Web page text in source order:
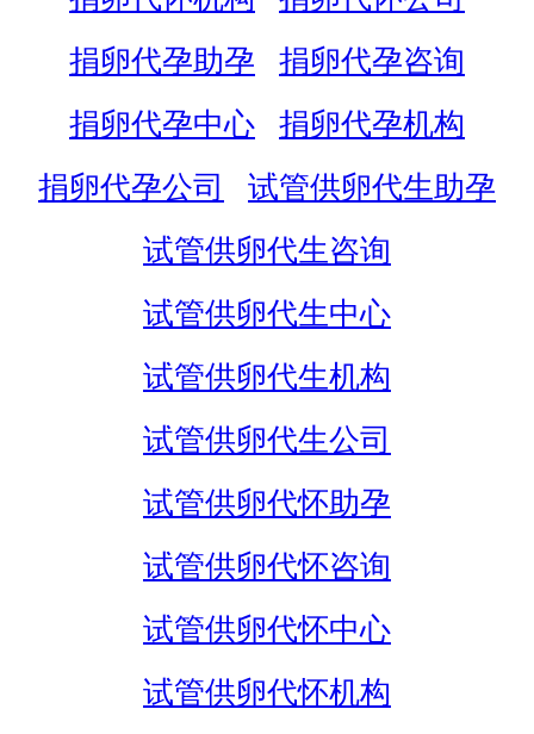
捐卵代孕助孕
捐卵代孕咨询
捐卵代孕中心
捐卵代孕机构
捐卵代孕公司
试管供卵代生助孕
试管供卵代生咨询
试管供卵代生中心
试管供卵代生机构
试管供卵代生公司
试管供卵代怀助孕
试管供卵代怀咨询
试管供卵代怀中心
试管供卵代怀机构